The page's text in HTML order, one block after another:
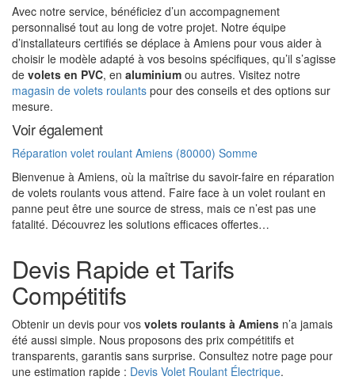
Avec notre service, bénéficiez d’un accompagnement
personnalisé tout au long de votre projet. Notre équipe
d’installateurs certifiés se déplace à Amiens pour vous aider à
choisir le modèle adapté à vos besoins spécifiques, qu’il s’agisse
de volets en PVC, en aluminium ou autres. Visitez notre
magasin de volets roulants pour des conseils et des options sur
mesure.
Voir également
Réparation volet roulant Amiens (80000) Somme
Bienvenue à Amiens, où la maîtrise du savoir-faire en réparation
de volets roulants vous attend. Faire face à un volet roulant en
panne peut être une source de stress, mais ce n’est pas une
fatalité. Découvrez les solutions efficaces offertes…
Devis Rapide et Tarifs
Compétitifs
Obtenir un devis pour vos volets roulants à Amiens n’a jamais
été aussi simple. Nous proposons des prix compétitifs et
transparents, garantis sans surprise. Consultez notre page pour
une estimation rapide : Devis Volet Roulant Électrique.